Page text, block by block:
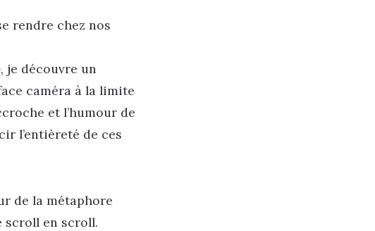
rendre chez nos
, je découvre un
caméra à la limite
et l’humour de
l’entièreté de ces
de la métaphore
scroll en scroll.